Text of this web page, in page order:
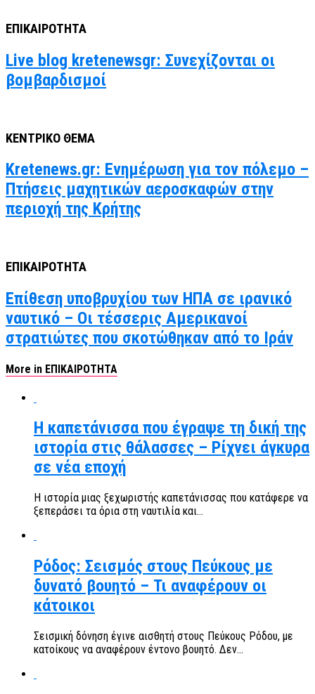
ΕΠΙΚΑΙΡΟΤΗΤΑ
Live blog kretenewsgr: Συνεχίζονται οι
βομβαρδισμοί
ΚΕΝΤΡΙΚΟ ΘΕΜΑ
Kretenews.gr: Ενημέρωση για τον πόλεμο –
Πτήσεις μαχητικών αεροσκαφών στην
περιοχή της Κρήτης
ΕΠΙΚΑΙΡΟΤΗΤΑ
Επίθεση υποβρυχίου των ΗΠΑ σε ιρανικό
ναυτικό – Οι τέσσερις Αμερικανοί
στρατιώτες που σκοτώθηκαν από το Ιράν
More in ΕΠΙΚΑΙΡΟΤΗΤΑ
Η καπετάνισσα που έγραψε τη δική της
ιστορία στις θάλασσες – Ρίχνει άγκυρα
σε νέα εποχή
Η ιστορία μιας ξεχωριστής καπετάνισσας που κατάφερε να
ξεπεράσει τα όρια στη ναυτιλία και...
Ρόδος: Σεισμός στους Πεύκους με
δυνατό βουητό – Τι αναφέρουν οι
κάτοικοι
Σεισμική δόνηση έγινε αισθητή στους Πεύκους Ρόδου, με
κατοίκους να αναφέρουν έντονο βουητό. Δεν...